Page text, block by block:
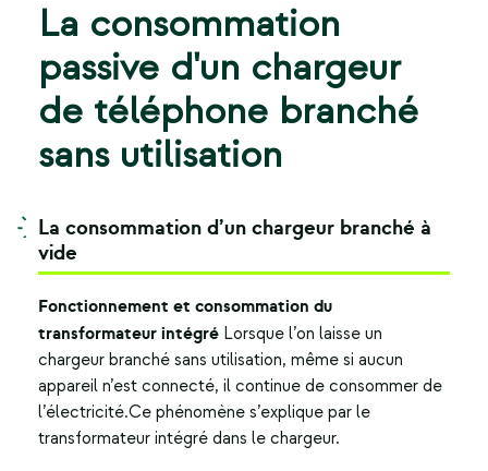
La consommation
passive d'un chargeur
de téléphone branché
sans utilisation
La consommation d’un chargeur branché à
vide
Fonctionnement et consommation du
transformateur intégré Lorsque l’on laisse un
chargeur branché sans utilisation, même si aucun
appareil n’est connecté, il continue de consommer de
l’électricité.Ce phénomène s’explique par le
transformateur intégré dans le chargeur.